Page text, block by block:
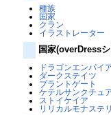
種族
国家
クラン
イラストレーター
国家(overDress
ドラゴンエンパイ
ダークステイツ
ブラントゲート
ケテルサンクチュ
ストイケイア
リリカルモナステ